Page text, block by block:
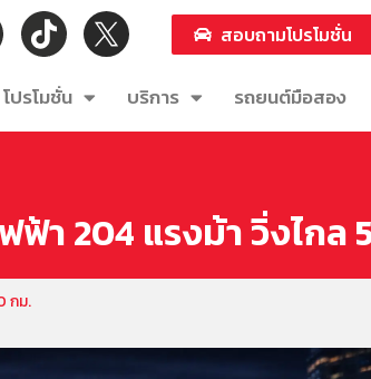
สอบถามโปรโมชั่น
โปรโมชั่น บริการ รถยนต์มือสอง
ฟ้า 204 แรงม้า วิ่งไกล
กม.